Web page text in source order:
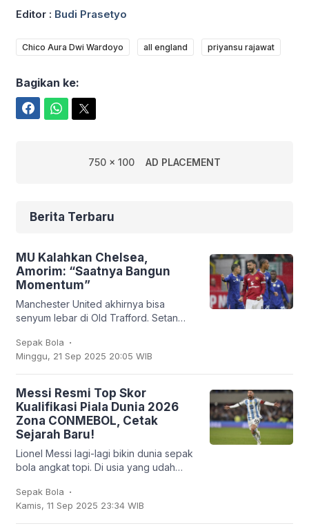
Editor : Budi Prasetyo
Chico Aura Dwi Wardoyo all england priyansu rajawat
Bagikan ke:
750 x 100 AD PLACEMENT
Berita Terbaru
MU Kalahkan Chelsea,
Amorim: “Saatnya Bangun
Momentum”
Manchester United akhirnya bisa
senyum lebar di Old Trafford. Setan
2-1 dalam lanjutan Liga Inggris, Sabtu
(20/9/2025). Bruno
Sepak Bola .
Minggu, 21 Sep 2025 20:05 WIB
Messi Resmi Top Skor
Kualifikasi Piala Dunia 2026
Zona CONMEBOL, Cetak
Sejarah Baru!
Lionel Messi lagi-lagi bikin dunia sepak
bola angkat topi. Di usia yang udah
mencatatkan sejarah baru: untuk
pertama
Sepak Bola .
Kamis, 11 Sep 2025 23:34 WIB